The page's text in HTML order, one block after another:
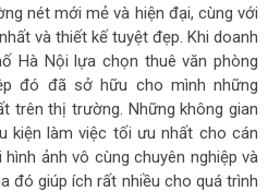
nét mới mẻ và hiện đại, cùng với
và thiết kế tuyệt đẹp. Khi doanh
Hà Nội lựa chọn thuê văn phòng
đó đã sở hữu cho mình những
trên thị trường. Những không gian
kiện làm việc tối ưu nhất cho cán
ảnh vô cùng chuyên nghiệp và
đó giúp ích rất nhiều cho quá trình